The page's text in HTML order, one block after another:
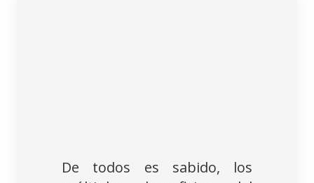
De todos es sabido, los